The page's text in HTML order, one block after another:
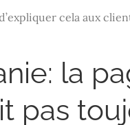
cela aux
la
pas